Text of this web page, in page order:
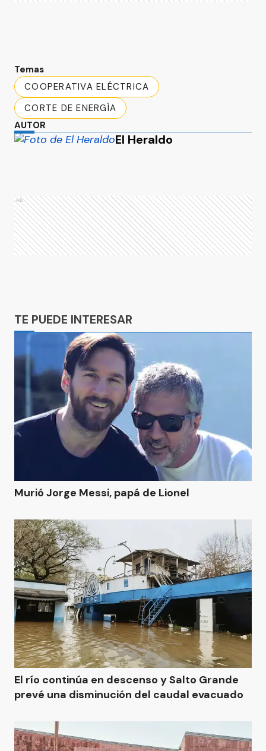
Temas
COOPERATIVA ELÉCTRICA
CORTE DE ENERGÍA
AUTOR
El Heraldo
Ads
TE PUEDE INTERESAR
Murió Jorge Messi, papá de Lionel
El río continúa en descenso y Salto Grande
prevé una disminución del caudal evacuado